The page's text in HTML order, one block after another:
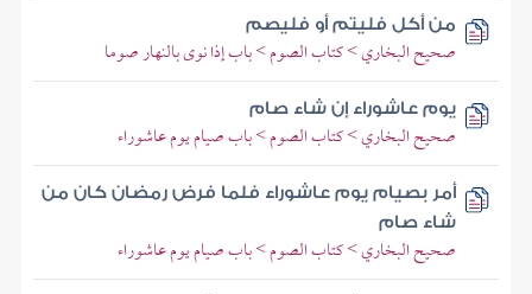
من أكل فليتم أو فليصم
صحيح البخاري > كتاب الصوم > باب إذا نوى بالنهار صوما
يوم عاشوراء إن شاء صام
صحيح البخاري > كتاب الصوم > باب صيام يوم عاشوراء
أمر بصيام يوم عاشوراء فلما فرض رمضان كان من
شاء صام
صحيح البخاري > كتاب الصوم > باب صيام يوم عاشوراء